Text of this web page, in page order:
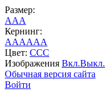
Размер:
AAA
Кернинг:
AAAAAA
Цвет: CCC
Изображения Вкл.Выкл.
Обычная версия сайта
Войти